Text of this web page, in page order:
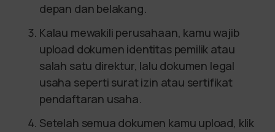
depan dan belakang.
Kalau mewakili perusahaan, kamu wajib
upload dokumen identitas pemilik atau
salah satu direktur, lalu dokumen legal
usaha seperti surat izin atau sertifikat
pendaftaran usaha.
Setelah semua dokumen kamu upload, klik